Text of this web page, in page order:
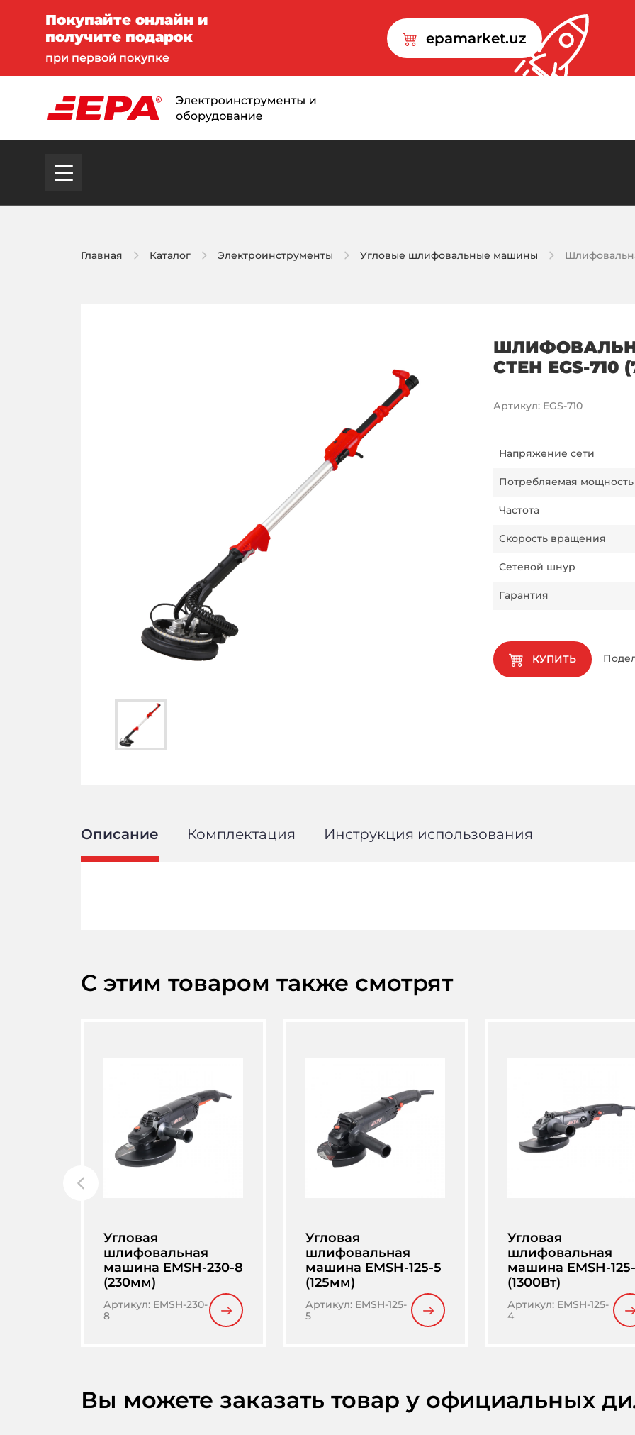
Покупайте онлайн и
получите подарок
при первой покупке
epamarket.uz
Главная Каталог Электроинструменты Угловые шлифовальные машины
СТЕН EGS-710
Артикул: EGS-710
Напряжение сети
Потребляемая мощность
Частота
Скорость вращения
Сетевой шнур
Гарантия
КУПИТЬ
Описание Комплектация Инструкция использования
С этим товаром также смотрят
Угловая
шлифовальная
машина EMSH-230-8
(230мм)
Артикул: EMSH-230-
8
Угловая
шлифовальная
машина EMSH-125-5
(125мм)
Артикул: EMSH-125-
5
Угловая
шлифовальная
машина EMSH-
(1300Вт)
Артикул: EMSH-125-
4
Вы можете заказать товар у официальных